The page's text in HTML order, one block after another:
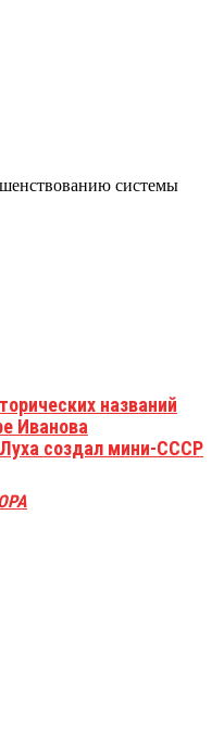
системы
названий
Иванова
создал мини-СССР